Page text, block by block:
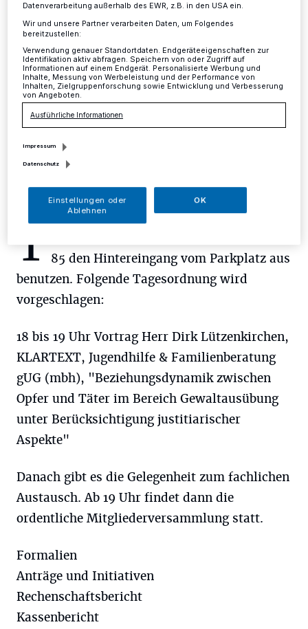
Mettmann·Der Verein Neue Wege e.V. lädt am 26.
April um 18 Uhr zur Mitgliederversammlung in den
Sitzungssaal des Rathauses Mettmann ein.
17.04.2017 , 11:41 Uhr
T
85 den Hintereingang vom Parkplatz aus
benutzen. Folgende Tagesordnung wird
vorgeschlagen:
18 bis 19 Uhr Vortrag Herr Dirk Lützenkirchen,
KLARTEXT, Jugendhilfe & Familienberatung
gUG (mbh), "Beziehungsdynamik zwischen
Opfer und Täter im Bereich Gewaltausübung
unter Berücksichtigung justitiarischer
Aspekte"
Danach gibt es die Gelegenheit zum fachlichen
Austausch. Ab 19 Uhr findet dann die
ordentliche Mitgliederversammlung statt.
Formalien
Anträge und Initiativen
Rechenschaftsbericht
Kassenbericht
Datenverarbeitung außerhalb des EWR, z.B. in den USA ein.
Wir und unsere Partner verarbeiten Daten, um Folgendes
bereitzustellen:
Verwendung genauer Standortdaten. Endgeräteeigenschaften zur
Identifikation aktiv abfragen. Speichern von oder Zugriff auf
Informationen auf einem Endgerät. Personalisierte Werbung und
Inhalte, Messung von Werbeleistung und der Performance von
Inhalten, Zielgruppenforschung sowie Entwicklung und Verbesserung
von Angeboten.
Ausführliche Informationen
Impressum
Datenschutz
Einstellungen oder
Ablehnen
OK